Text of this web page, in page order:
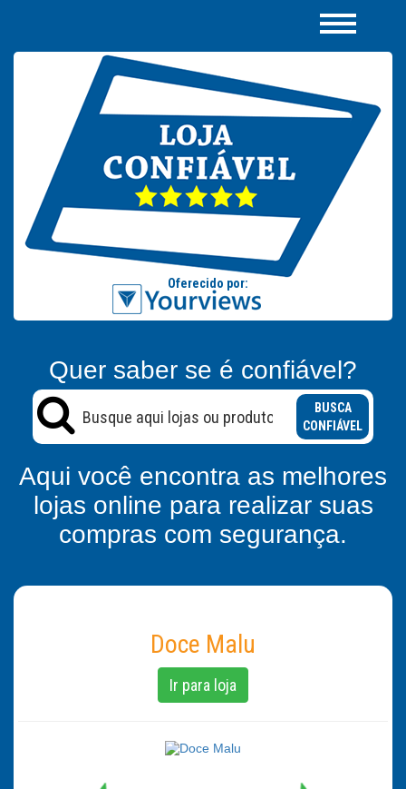
Quer saber se é confiável?
BUSCA
CONFIÁVEL
Aqui você encontra as melhores
lojas online para realizar suas
compras com segurança.
Doce Malu
Ir para loja